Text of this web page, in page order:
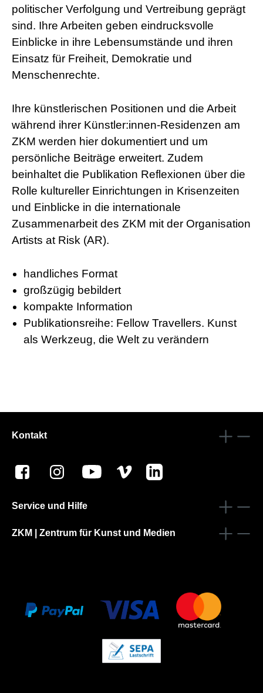
politischer Verfolgung und Vertreibung geprägt
sind. Ihre Arbeiten geben eindrucksvolle
Einblicke in ihre Lebensumstände und ihren
Einsatz für Freiheit, Demokratie und
Menschenrechte.
Ihre künstlerischen Positionen und die Arbeit
während ihrer Künstler:innen-Residenzen am
ZKM werden hier dokumentiert und um
persönliche Beiträge erweitert. Zudem
beinhaltet die Publikation Reflexionen über die
Rolle kultureller Einrichtungen in Krisenzeiten
und Einblicke in die internationale
Zusammenarbeit des ZKM mit der Organisation
Artists at Risk (AR).
handliches Format
großzügig bebildert
kompakte Information
Publikationsreihe: Fellow Travellers. Kunst
als Werkzeug, die Welt zu verändern
Kontakt
Service und Hilfe
ZKM | Zentrum für Kunst und Medien